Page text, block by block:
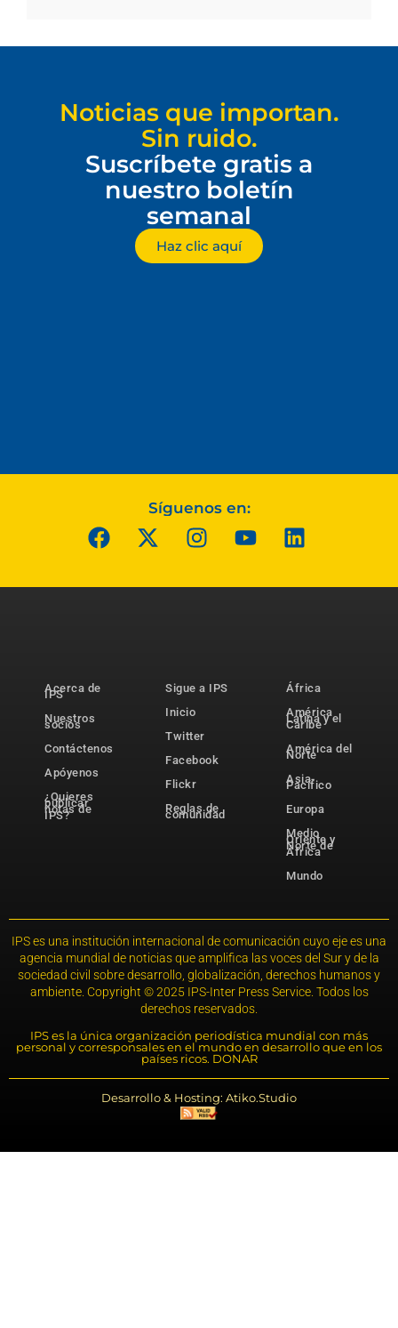
Noticias que importan.
Sin ruido.
Suscríbete gratis a
nuestro boletín
semanal
Haz clic aquí
Síguenos en:
Acerca de
IPS
Nuestros
socios
Contáctenos
Apóyenos
¿Quieres
publicar
notas de
IPS?
Sigue a IPS
Inicio
Twitter
Facebook
Flickr
Reglas de
comunidad
África
América
Latina y el
Caribe
América del
Norte
Asia-
Pacífico
Europa
Medio
Oriente y
Norte de
África
Mundo
IPS es una institución internacional de comunicación cuyo eje es una
agencia mundial de noticias que amplifica las voces del Sur y de la
sociedad civil sobre desarrollo, globalización, derechos humanos y
ambiente. Copyright © 2025 IPS-Inter Press Service. Todos los
derechos reservados.
IPS es la única organización periodística mundial con más
personal y corresponsales en el mundo en desarrollo que en los
países ricos. DONAR
Desarrollo & Hosting: Atiko.Studio